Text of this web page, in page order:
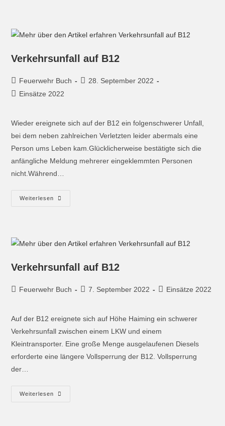
Verkehrsunfall auf B12
Feuerwehr Buch
28. September 2022
Einsätze 2022
Wieder ereignete sich auf der B12 ein folgenschwerer Unfall,
bei dem neben zahlreichen Verletzten leider abermals eine
Person ums Leben kam.Glücklicherweise bestätigte sich die
anfängliche Meldung mehrerer eingeklemmten Personen
nicht.Während…
Weiterlesen
Verkehrsunfall auf B12
Feuerwehr Buch 7. September 2022 Einsätze 2022
Auf der B12 ereignete sich auf Höhe Haiming ein schwerer
Verkehrsunfall zwischen einem LKW und einem
Kleintransporter. Eine große Menge ausgelaufenen Diesels
erforderte eine längere Vollsperrung der B12. Vollsperrung
der…
Weiterlesen